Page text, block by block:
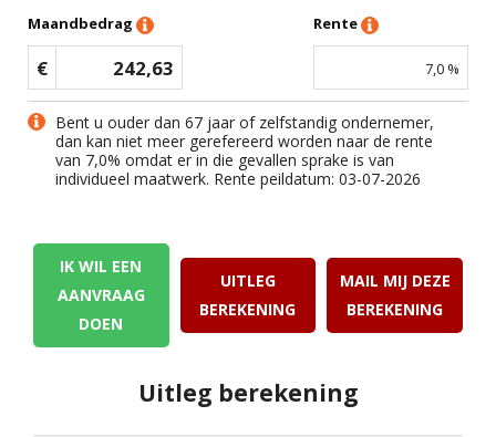
Maandbedrag
€ 242,63
Rente
7,0 %
Bent u ouder dan 67 jaar of zelfstandig ondernemer,
dan kan niet meer gerefereerd worden naar de rente
van 7,0% omdat er in die gevallen sprake is van
individueel maatwerk. Rente peildatum: 03-07-2026
IK WIL EEN
AANVRAAG
DOEN
UITLEG
BEREKENING
MAIL MIJ DEZE
BEREKENING
Uitleg berekening